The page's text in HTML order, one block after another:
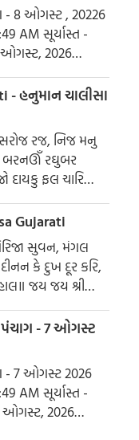
8 ઓગસ્ટ , 20226
-
ઓગસ્ટ, 2026
રજ, નિજ મનુ
બરનઊઁ રઘુબર
દાયકુ ફલ ચારિ
સુમિરૌં પવન-
બિદ્યા દેહુ મોહિં,
Chalisa Gujarati
સુવન, મંગલ
શ્રી
વિનય મહારાજ।
તનય, રાખહુ જન
શનિ ચાલીસા ચૌપાઈ :
7 ઓગસ્ટ
-
ઓગસ્ટ, 2026